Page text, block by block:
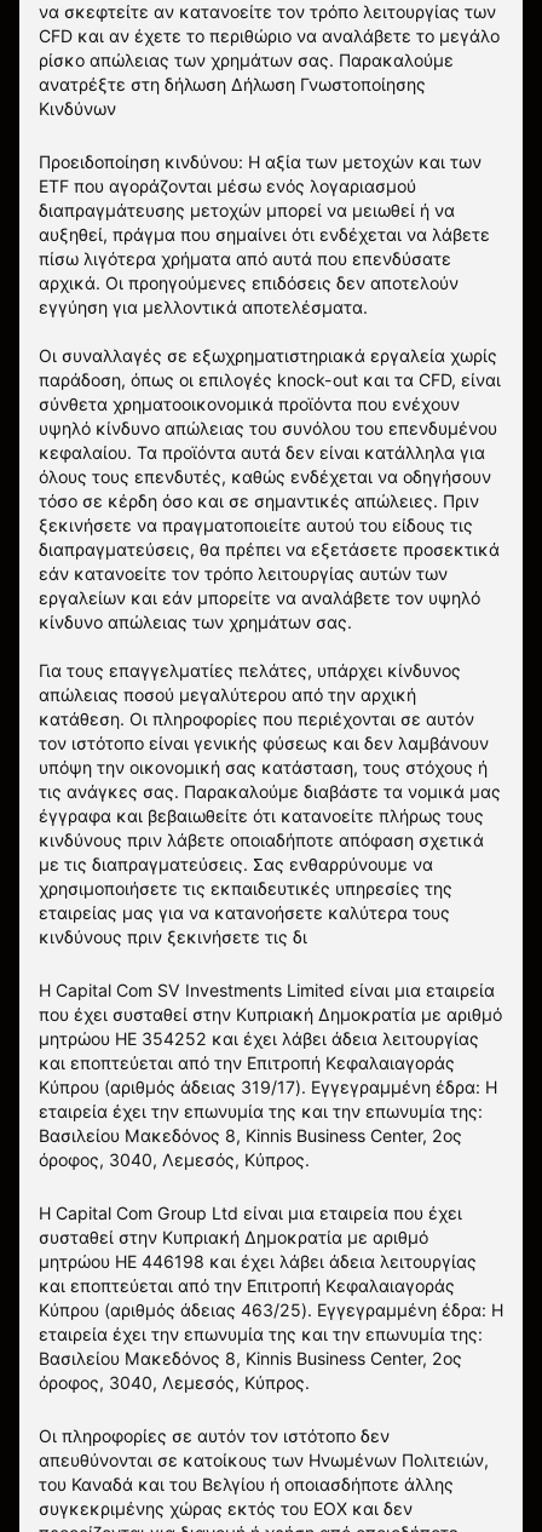
να σκεφτείτε αν κατανοείτε τον τρόπο λειτουργίας των
CFD και αν έχετε το περιθώριο να αναλάβετε το μεγάλο
ρίσκο απώλειας των χρημάτων σας. Παρακαλούμε
ανατρέξτε στη δήλωση Δήλωση Γνωστοποίησης
Κινδύνων
Προειδοποίηση κινδύνου: Η αξία των μετοχών και των
ETF που αγοράζονται μέσω ενός λογαριασμού
διαπραγμάτευσης μετοχών μπορεί να μειωθεί ή να
αυξηθεί, πράγμα που σημαίνει ότι ενδέχεται να λάβετε
πίσω λιγότερα χρήματα από αυτά που επενδύσατε
αρχικά. Οι προηγούμενες επιδόσεις δεν αποτελούν
εγγύηση για μελλοντικά αποτελέσματα.
Οι συναλλαγές σε εξωχρηματιστηριακά εργαλεία χωρίς
παράδοση, όπως οι επιλογές knock-out και τα CFD, είναι
σύνθετα χρηματοοικονομικά προϊόντα που ενέχουν
υψηλό κίνδυνο απώλειας του συνόλου του επενδυμένου
κεφαλαίου. Τα προϊόντα αυτά δεν είναι κατάλληλα για
όλους τους επενδυτές, καθώς ενδέχεται να οδηγήσουν
τόσο σε κέρδη όσο και σε σημαντικές απώλειες. Πριν
ξεκινήσετε να πραγματοποιείτε αυτού του είδους τις
διαπραγματεύσεις, θα πρέπει να εξετάσετε προσεκτικά
εάν κατανοείτε τον τρόπο λειτουργίας αυτών των
εργαλείων και εάν μπορείτε να αναλάβετε τον υψηλό
κίνδυνο απώλειας των χρημάτων σας.
Για τους επαγγελματίες πελάτες, υπάρχει κίνδυνος
απώλειας ποσού μεγαλύτερου από την αρχική
κατάθεση. Οι πληροφορίες που περιέχονται σε αυτόν
τον ιστότοπο είναι γενικής φύσεως και δεν λαμβάνουν
υπόψη την οικονομική σας κατάσταση, τους στόχους ή
τις ανάγκες σας. Παρακαλούμε διαβάστε τα νομικά μας
έγγραφα και βεβαιωθείτε ότι κατανοείτε πλήρως τους
κινδύνους πριν λάβετε οποιαδήποτε απόφαση σχετικά
με τις διαπραγματεύσεις. Σας ενθαρρύνουμε να
χρησιμοποιήσετε τις εκπαιδευτικές υπηρεσίες της
εταιρείας μας για να κατανοήσετε καλύτερα τους
κινδύνους πριν ξεκινήσετε τις δι
Η Capital Com SV Investments Limited είναι μια εταιρεία
που έχει συσταθεί στην Κυπριακή Δημοκρατία με αριθμό
μητρώου HE 354252 και έχει λάβει άδεια λειτουργίας
και εποπτεύεται από την Επιτροπή Κεφαλαιαγοράς
Κύπρου (αριθμός άδειας 319/17). Εγγεγραμμένη έδρα: Η
εταιρεία έχει την επωνυμία της και την επωνυμία της:
Βασιλείου Μακεδόνος 8, Kinnis Business Center, 2ος
όροφος, 3040, Λεμεσός, Κύπρος.
Η Capital Com Group Ltd είναι μια εταιρεία που έχει
συσταθεί στην Κυπριακή Δημοκρατία με αριθμό
μητρώου ΗΕ 446198 και έχει λάβει άδεια λειτουργίας
και εποπτεύεται από την Επιτροπή Κεφαλαιαγοράς
Κύπρου (αριθμός άδειας 463/25). Εγγεγραμμένη έδρα: Η
εταιρεία έχει την επωνυμία της και την επωνυμία της:
Βασιλείου Μακεδόνος 8, Kinnis Business Center, 2ος
όροφος, 3040, Λεμεσός, Κύπρος.
Οι πληροφορίες σε αυτόν τον ιστότοπο δεν
απευθύνονται σε κατοίκους των Ηνωμένων Πολιτειών,
του Καναδά και του Βελγίου ή οποιασδήποτε άλλης
συγκεκριμένης χώρας εκτός του ΕΟΧ και δεν